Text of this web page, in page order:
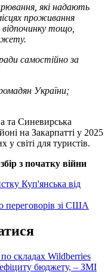
які надають
проживання
відпочинку тощо,
самостійно за
України;
та Синевирська
на Закарпатті у 2025
світі для туристів.
з початку війни
Куп'янська від
переговорів зі США